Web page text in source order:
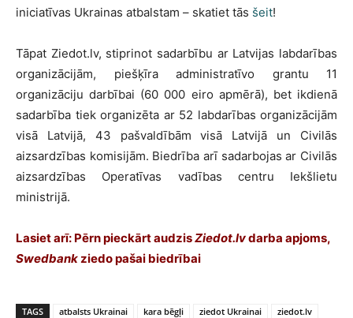
iniciatīvas Ukrainas atbalstam – skatiet tās šeit!
Tāpat Ziedot.lv, stiprinot sadarbību ar Latvijas labdarības
organizācijām, piešķīra administratīvo grantu 11
organizāciju darbībai (60 000 eiro apmērā), bet ikdienā
sadarbība tiek organizēta ar 52 labdarības organizācijām
visā Latvijā, 43 pašvaldībām visā Latvijā un Civilās
aizsardzības komisijām. Biedrība arī sadarbojas ar Civilās
aizsardzības Operatīvas vadības centru Iekšlietu
ministrijā.
Lasiet arī: Pērn pieckārt audzisZiedot.lvdarba apjoms,
Swedbankziedo pašai biedrībai
TAGS atbalsts Ukrainai kara bēgļi ziedot Ukrainai ziedot.lv